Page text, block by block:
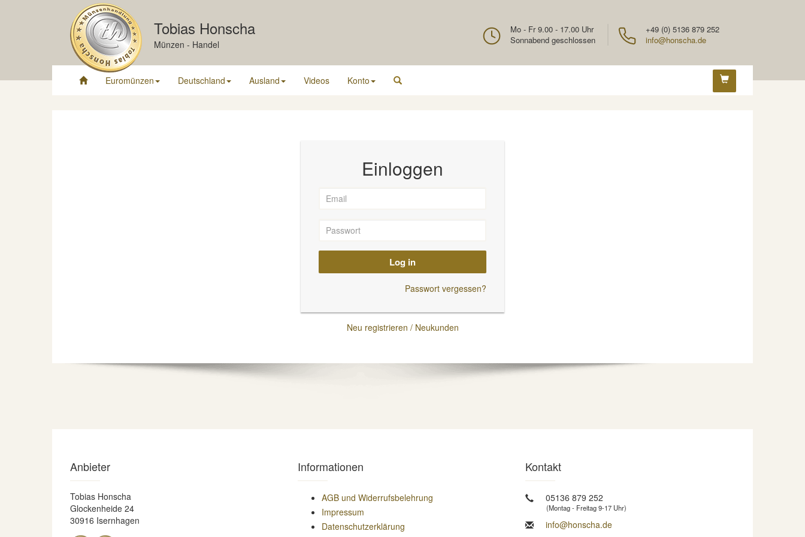
Tobias Honscha
Münzen - Handel
+49 (0) 5136 879 252
info@honscha.de
Mo - Fr 9.00 - 17.00 Uhr
Sonnabend geschlossen
Euromünzen Deutschland Ausland Videos Konto
Einloggen
Log in
Passwort vergessen?
Neu registrieren / Neukunden
Anbieter
Tobias Honscha
Glockenheide 24
30916 Isernhagen
Informationen
AGB und Widerrufsbelehrung
Impressum
Datenschutzerklärung
Kontakt
05136 879 252
(Montag - Freitag 9-17 Uhr)
info@honscha.de